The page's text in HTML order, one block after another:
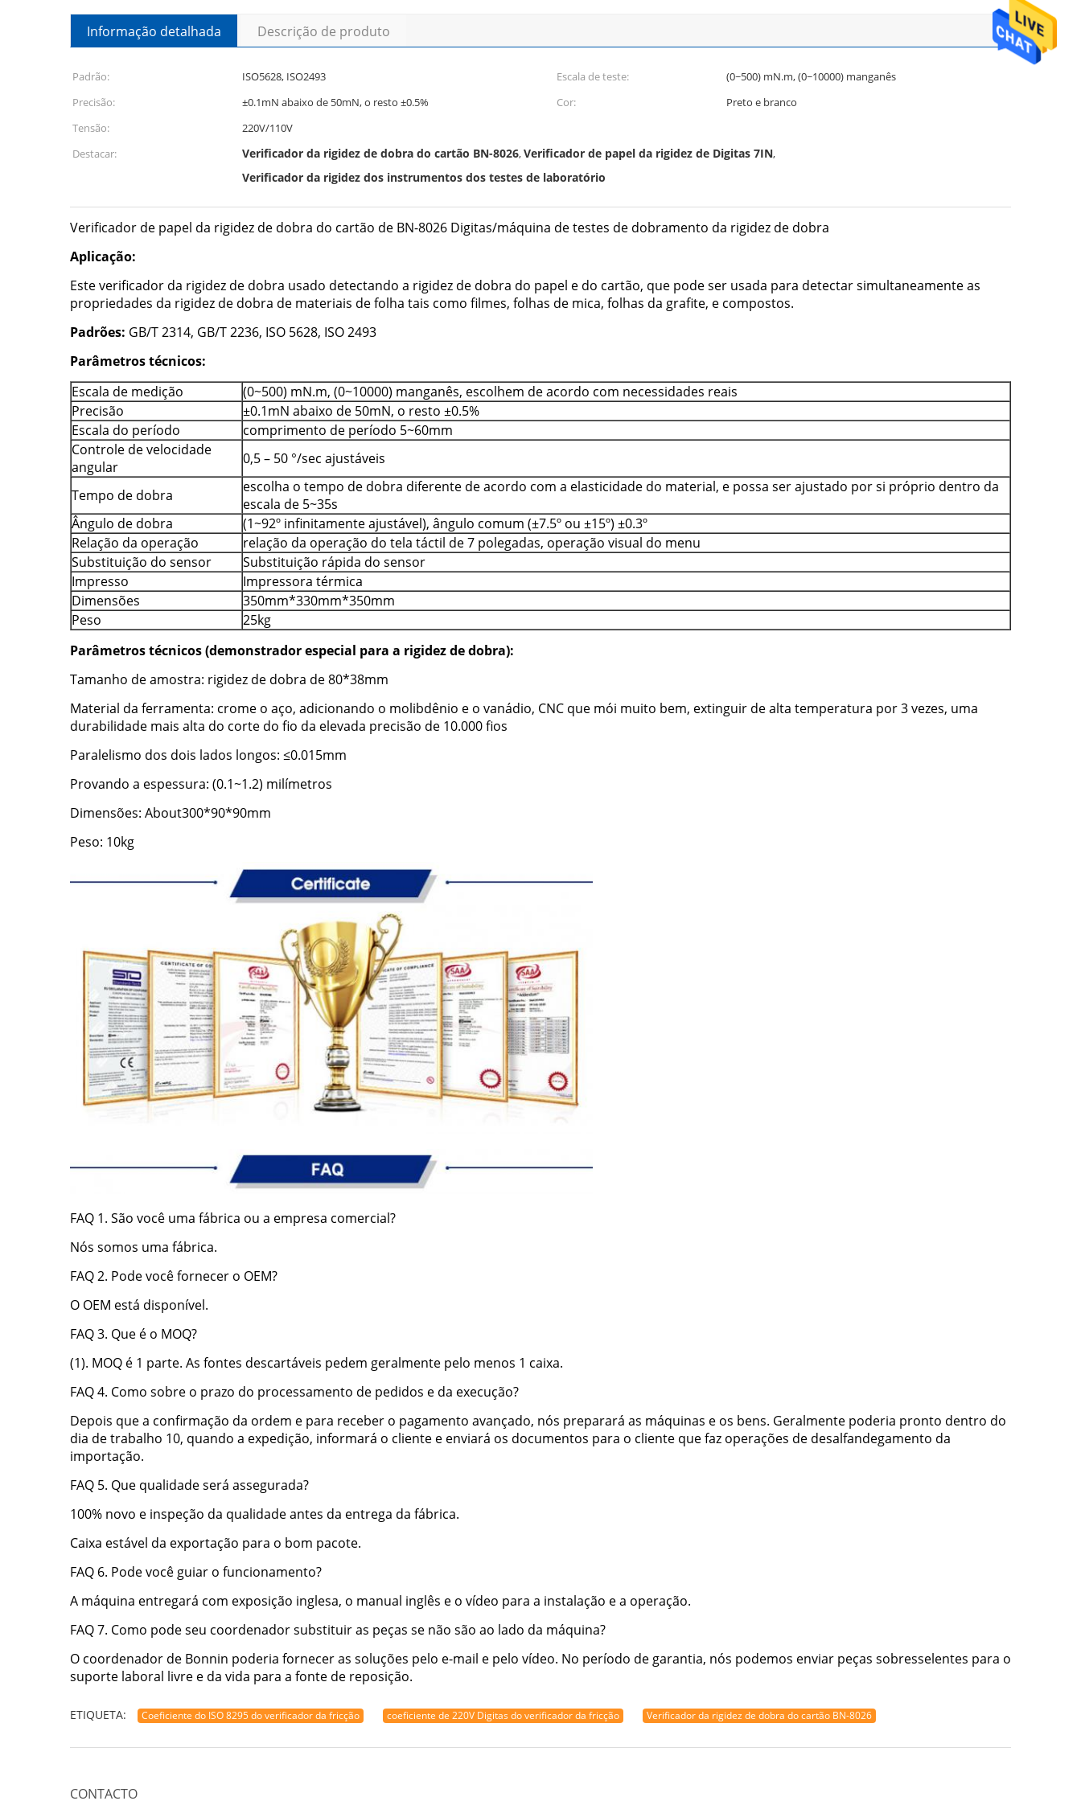
Informação detalhada Descrição de produto
Padrão: ISO5628, ISO2493 Escala de teste:
(0~500) mN.m, (0~10000) manganês
Precisão:
±0.1mN abaixo de 50mN, o resto ±0.5% Cor:
Preto e branco
Tensão:
220V/110V
Destacar:
Verificador da rigidez de dobra do cartão BN-8026,Verificador de papel da rigidez de Digitas 7IN,
Verificador da rigidez dos instrumentos dos testes de laboratório
Verificador de papel da rigidez de dobra do cartão de BN-8026 Digitas/máquina de testes de dobramento da rigidez de dobra
Aplicação:
Este verificador da rigidez de dobra usado detectando a rigidez de dobra do papel e do cartão, que pode ser usada para detectar simultaneamente as
propriedades da rigidez de dobra de materiais de folha tais como filmes, folhas de mica, folhas da grafite, e compostos.
Padrões: GB/T 2314, GB/T 2236, ISO 5628, ISO 2493
Parâmetros técnicos:
Escala de medição
(0~500) mN.m, (0~10000) manganês, escolhem de acordo com necessidades reais
Precisão
±0.1mN abaixo de 50mN, o resto ±0.5%
Escala do período
comprimento de período 5~60mm
Controle de velocidade
angular
0,5 – 50 °/sec ajustáveis
Tempo de dobra
escolha o tempo de dobra diferente de acordo com a elasticidade do material, e possa ser ajustado por si próprio dentro da
escala de 5~35s
Ângulo de dobra
(1~92º infinitamente ajustável), ângulo comum (±7.5º ou ±15º) ±0.3º
Relação da operação
relação da operação do tela táctil de 7 polegadas, operação visual do menu
Substituição do sensor
Substituição rápida do sensor
Impresso
Impressora térmica
Dimensões
350mm*330mm*350mm
Peso
25kg
Parâmetros técnicos (demonstrador especial para a rigidez de dobra):
Tamanho de amostra: rigidez de dobra de 80*38mm
Material da ferramenta: crome o aço, adicionando o molibdênio e o vanádio, CNC que mói muito bem, extinguir de alta temperatura por 3 vezes, uma
durabilidade mais alta do corte do fio da elevada precisão de 10.000 fios
Paralelismo dos dois lados longos: ≤0.015mm
Provando a espessura: (0.1~1.2) milímetros
Dimensões: About300*90*90mm
Peso: 10kg
FAQ 1. São você uma fábrica ou a empresa comercial?
Nós somos uma fábrica.
FAQ 2. Pode você fornecer o OEM?
O OEM está disponível.
FAQ 3. Que é o MOQ?
(1). MOQ é 1 parte. As fontes descartáveis pedem geralmente pelo menos 1 caixa.
FAQ 4. Como sobre o prazo do processamento de pedidos e da execução?
Depois que a confirmação da ordem e para receber o pagamento avançado, nós preparará as máquinas e os bens. Geralmente poderia pronto dentro do
dia de trabalho 10, quando a expedição, informará o cliente e enviará os documentos para o cliente que faz operações de desalfandegamento da
importação.
FAQ 5. Que qualidade será assegurada?
100% novo e inspeção da qualidade antes da entrega da fábrica.
Caixa estável da exportação para o bom pacote.
FAQ 6. Pode você guiar o funcionamento?
A máquina entregará com exposição inglesa, o manual inglês e o vídeo para a instalação e a operação.
FAQ 7. Como pode seu coordenador substituir as peças se não são ao lado da máquina?
O coordenador de Bonnin poderia fornecer as soluções pelo e-mail e pelo vídeo. No período de garantia, nós podemos enviar peças sobresselentes para o
suporte laboral livre e da vida para a fonte de reposição.
ETIQUETA: Coeficiente do ISO 8295 do verificador da fricção coeficiente de 220V Digitas do verificador da fricção Verificador da rigidez de dobra do cartão BN-8026
CONTACTO